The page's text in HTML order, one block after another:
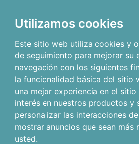
Utilizamos cookies
Este sitio web utiliza cookies y
de seguimiento para mejorar su
navegación con los siguientes
la funcionalidad básica del sitio
una mejor experiencia en el sitio
interés en nuestros productos y
personalizar las interacciones
mostrar anuncios que sean más
usted.